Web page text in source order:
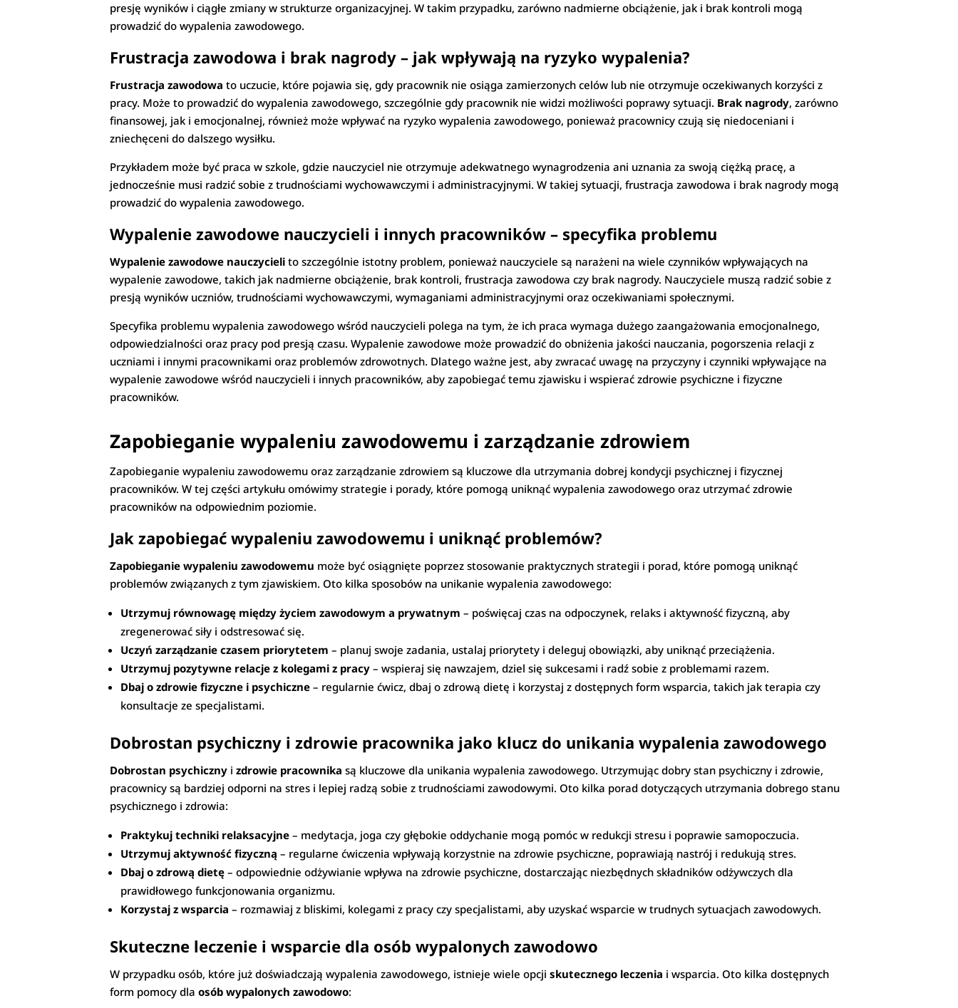
presję wyników i ciągłe zmiany w strukturze organizacyjnej. W takim przypadku, zarówno nadmierne obciążenie, jak i brak kontroli mogą
prowadzić do wypalenia zawodowego.
Frustracja zawodowa i brak nagrody – jak wpływają na ryzyko wypalenia?
Frustracja zawodowa to uczucie, które pojawia się, gdy pracownik nie osiąga zamierzonych celów lub nie otrzymuje oczekiwanych korzyści z
pracy. Może to prowadzić do wypalenia zawodowego, szczególnie gdy pracownik nie widzi możliwości poprawy sytuacji. Brak nagrody, zarówno
finansowej, jak i emocjonalnej, również może wpływać na ryzyko wypalenia zawodowego, ponieważ pracownicy czują się niedoceniani i
zniechęceni do dalszego wysiłku.
Przykładem może być praca w szkole, gdzie nauczyciel nie otrzymuje adekwatnego wynagrodzenia ani uznania za swoją ciężką pracę, a
jednocześnie musi radzić sobie z trudnościami wychowawczymi i administracyjnymi. W takiej sytuacji, frustracja zawodowa i brak nagrody mogą
prowadzić do wypalenia zawodowego.
Wypalenie zawodowe nauczycieli i innych pracowników – specyfika problemu
Wypalenie zawodowe nauczycieli to szczególnie istotny problem, ponieważ nauczyciele są narażeni na wiele czynników wpływających na
wypalenie zawodowe, takich jak nadmierne obciążenie, brak kontroli, frustracja zawodowa czy brak nagrody. Nauczyciele muszą radzić sobie z
presją wyników uczniów, trudnościami wychowawczymi, wymaganiami administracyjnymi oraz oczekiwaniami społecznymi.
Specyfika problemu wypalenia zawodowego wśród nauczycieli polega na tym, że ich praca wymaga dużego zaangażowania emocjonalnego,
odpowiedzialności oraz pracy pod presją czasu. Wypalenie zawodowe może prowadzić do obniżenia jakości nauczania, pogorszenia relacji z
uczniami i innymi pracownikami oraz problemów zdrowotnych. Dlatego ważne jest, aby zwracać uwagę na przyczyny i czynniki wpływające na
wypalenie zawodowe wśród nauczycieli i innych pracowników, aby zapobiegać temu zjawisku i wspierać zdrowie psychiczne i fizyczne
pracowników.
Zapobieganie wypaleniu zawodowemu i zarządzanie zdrowiem
Zapobieganie wypaleniu zawodowemu oraz zarządzanie zdrowiem są kluczowe dla utrzymania dobrej kondycji psychicznej i fizycznej
pracowników. W tej części artykułu omówimy strategie i porady, które pomogą uniknąć wypalenia zawodowego oraz utrzymać zdrowie
pracowników na odpowiednim poziomie.
Jak zapobiegać wypaleniu zawodowemu i uniknąć problemów?
Zapobieganie wypaleniu zawodowemu może być osiągnięte poprzez stosowanie praktycznych strategii i porad, które pomogą uniknąć
problemów związanych z tym zjawiskiem. Oto kilka sposobów na unikanie wypalenia zawodowego:
Utrzymuj równowagę między życiem zawodowym a prywatnym – poświęcaj czas na odpoczynek, relaks i aktywność fizyczną, aby
zregenerować siły i odstresować się.
Uczyń zarządzanie czasem priorytetem – planuj swoje zadania, ustalaj priorytety i deleguj obowiązki, aby uniknąć przeciążenia.
Utrzymuj pozytywne relacje z kolegami z pracy – wspieraj się nawzajem, dziel się sukcesami i radź sobie z problemami razem.
Dbaj o zdrowie fizyczne i psychiczne – regularnie ćwicz, dbaj o zdrową dietę i korzystaj z dostępnych form wsparcia, takich jak terapia czy
konsultacje ze specjalistami.
Dobrostan psychiczny i zdrowie pracownika jako klucz do unikania wypalenia zawodowego
Dobrostan psychiczny izdrowie pracownika są kluczowe dla unikania wypalenia zawodowego. Utrzymując dobry stan psychiczny i zdrowie,
pracownicy są bardziej odporni na stres i lepiej radzą sobie z trudnościami zawodowymi. Oto kilka porad dotyczących utrzymania dobrego stanu
psychicznego i zdrowia:
Praktykuj techniki relaksacyjne – medytacja, joga czy głębokie oddychanie mogą pomóc w redukcji stresu i poprawie samopoczucia.
Utrzymuj aktywność fizyczną – regularne ćwiczenia wpływają korzystnie na zdrowie psychiczne, poprawiają nastrój i redukują stres.
Dbaj o zdrową dietę – odpowiednie odżywianie wpływa na zdrowie psychiczne, dostarczając niezbędnych składników odżywczych dla
prawidłowego funkcjonowania organizmu.
Korzystaj z wsparcia – rozmawiaj z bliskimi, kolegami z pracy czy specjalistami, aby uzyskać wsparcie w trudnych sytuacjach zawodowych.
Skuteczne leczenie i wsparcie dla osób wypalonych zawodowo
W przypadku osób, które już doświadczają wypalenia zawodowego, istnieje wiele opcjiskutecznego leczenia i wsparcia. Oto kilka dostępnych
form pomocy dlaosób wypalonych zawodowo: